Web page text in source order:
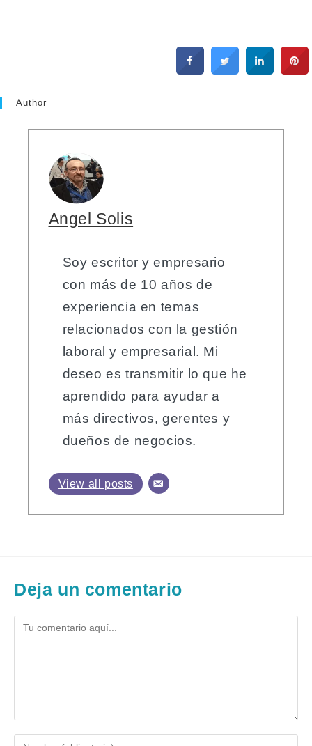
Author
Angel Solis
Soy escritor y empresario
con más de 10 años de
experiencia en temas
relacionados con la gestión
laboral y empresarial. Mi
deseo es transmitir lo que he
aprendido para ayudar a
más directivos, gerentes y
dueños de negocios.
View all posts
Deja un comentario
Comentario